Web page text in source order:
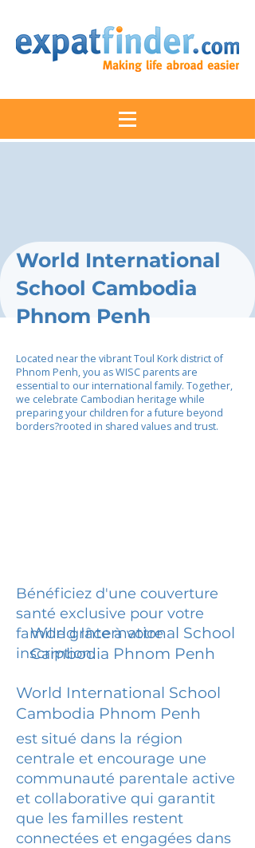
World International
School Cambodia
Phnom Penh
Located near the vibrant Toul Kork district of
Phnom Penh, you as WISC parents are
essential to our international family. Together,
we celebrate Cambodian heritage while
preparing your children for a future beyond
borders?rooted in shared values and trust.
Bénéficiez d'une couverture
santé exclusive pour votre
famille grâce à votre
inscription.
World International School
Cambodia Phnom Penh
World International School
Cambodia Phnom Penh
est situé dans la région
centrale et encourage une
communauté parentale active
et collaborative qui garantit
que les familles restent
connectées et engagées dans